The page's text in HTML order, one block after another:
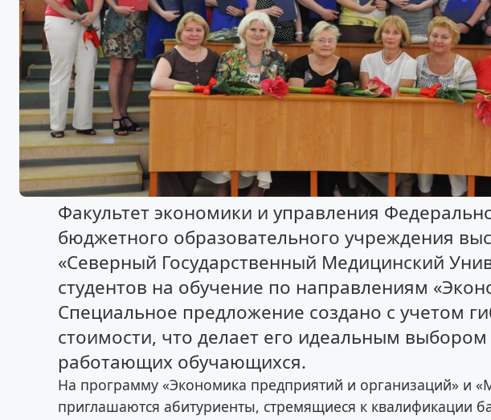
Факультет экономики и управления
бюджетного образовательного учреждения
«Северный Государственный Медицинский
студентов на обучение по направлениям
Специальное предложение создано с учетом
стоимости, что делает его идеальным
работающих обучающихся.
На программу «Экономика предприятий и организаций» и
приглашаются абитуриенты, стремящиеся к квалификации